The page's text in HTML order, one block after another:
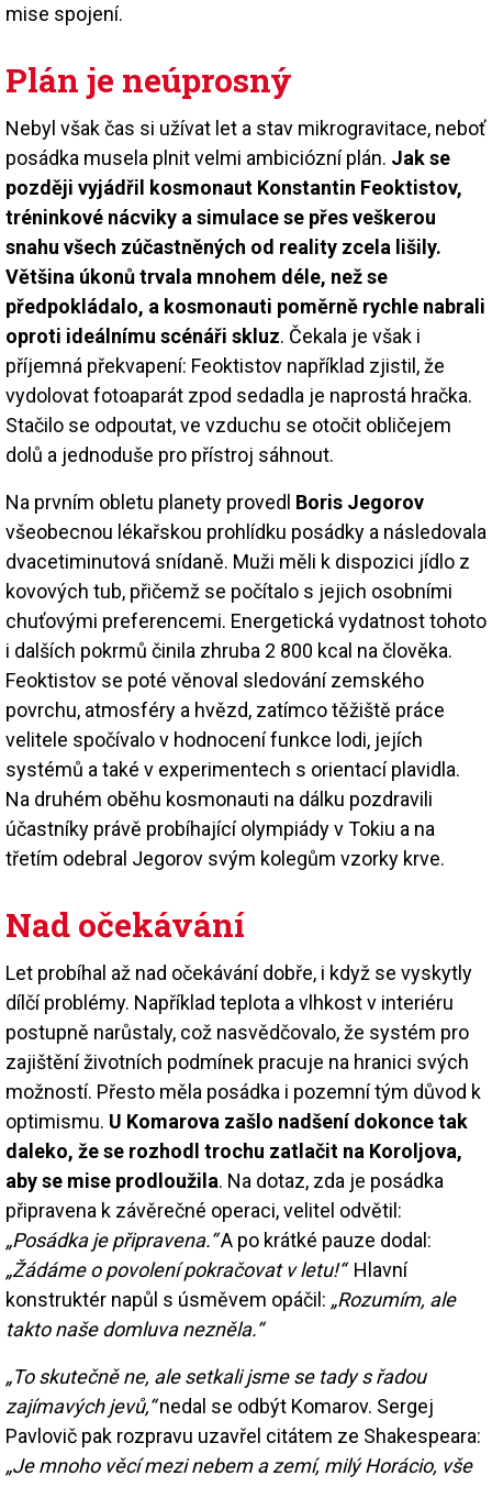
mise spojení.
Plán je neúprosný
Nebyl však čas si užívat let a stav mikro­gravitace, neboť
posádka musela plnit velmi ambiciózní plán. Jak se
později vyjádřil kosmonaut Konstantin Feoktistov,
tréninkové nácviky a simulace se přes veškerou
snahu všech zúčastněných od reality zcela lišily.
Většina úkonů trvala mnohem déle, než se
předpokládalo, a kosmonauti poměrně rychle nabrali
oproti ideálnímu scénáři skluz. Čekala je však i
příjemná překvapení: Feoktistov například zjistil, že
vydolovat fotoaparát zpod sedadla je naprostá hračka.
Stačilo se odpoutat, ve vzduchu se otočit obličejem
dolů a jednoduše pro přístroj sáhnout.
Na prvním obletu planety provedl Boris Jegorov
všeobecnou lékařskou prohlídku posádky a následovala
dvacetiminutová snídaně. Muži měli k dispozici jídlo z
kovových tub, přičemž se počítalo s jejich osobními
chuťovými preferencemi. Energetická vydatnost tohoto
i dalších pokrmů činila zhruba 2 800 kcal na člověka.
Feoktistov se poté věnoval sledování zemského
povrchu, atmosféry a hvězd, zatímco těžiště práce
velitele spočívalo v hodnocení funkce lodi, jejích
systémů a také v experimentech s orientací plavidla.
Na druhém oběhu kosmonauti na dálku pozdravili
účastníky právě probíhající olympiády v Tokiu a na
třetím odebral Jegorov svým kolegům vzorky krve.
Nad očekávání
Let probíhal až nad očekávání dobře, i když se vyskytly
dílčí problémy. Například teplota a vlhkost v interiéru
postupně narůstaly, což nasvědčovalo, že systém pro
zajištění životních podmínek pracuje na hranici svých
možností. Přesto měla posádka i pozemní tým důvod k
optimismu. U Komarova zašlo nadšení dokonce tak
daleko, že se rozhodl trochu zatlačit na Koroljova,
aby se mise prodloužila. Na dotaz, zda je posádka
připravena k závěrečné operaci, velitel odvětil:
„Posádka je připravena.“A po krátké pauze dodal:
„Žádáme o povolení pokračovat v letu!“Hlavní
konstruktér napůl s úsměvem opáčil: „Rozumím, ale
takto naše domluva nezněla.“
„To skutečně ne, ale setkali jsme se tady s řadou
zajímavých jevů,“nedal se odbýt Komarov. Sergej
Pavlovič pak rozpravu uzavřel citátem ze Shakespeara:
„Je mnoho věcí mezi nebem a zemí, milý Horácio, vše